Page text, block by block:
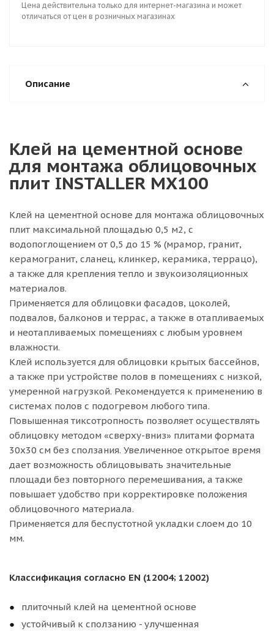
Цена действительна только для интернет-магазина и может
отличаться от цен в розничных магазинах
Описание
Клей на цементной основе
для монтажа облицовочных
плит INSTALLER MX100
Клей на цементной основе для монтажа облицовочных
плит максимальной площадью 0,5 м2, с
водопоглощением от 0,5 до 15 % (мрамор, гранит,
керамогранит, сланец, клинкер, керамика, террацо),
а также для крепления тепло и звукоизоляционных
материалов.
Применяется для облицовки фасадов, цоколей,
подвалов, балконов и террас, а также в отапливаемых
и неотапливаемых помещениях с любым уровнем
влажности.
Клей используется для облицовки крытых бассейнов,
а также при устройстве полов в помещениях с низкой,
умеренной нагрузкой. Рекомендуется к применению в
системах полов с подогревом любого типа.
Повышенная тиксотропность позволяет осуществлять
облицовку методом «сверху-вниз» плитами формата
30х30 см без сползания. Увеличенное открытое время
дает возможность облицовывать значительные
площади без повторного перемешивания, а также
повышает удобство при корректировке положения
облицовочного материала.
Применяется для беспустотной укладки слоем до 10
мм.
Классификация согласно EN (12004; 12002)
плиточный клей на цементной основе
устойчивый к сползанию - улучшенная